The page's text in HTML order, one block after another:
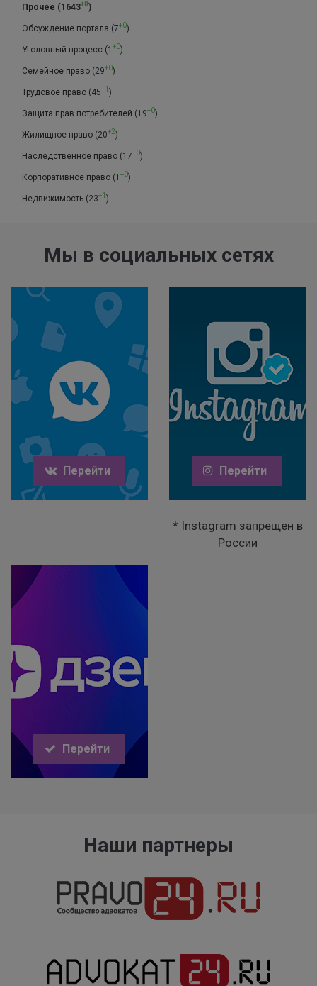
Прочее (1643+0)
Обсуждение портала (7+0)
Уголовный процесс (1 +0)
Семейное право (29+0)
Трудовое право (45+1 )
Защита прав потребителей (19+0)
Жилищное право (20+2)
Наследственное право (17+0)
Корпоративное право (1 +0)
Недвижимость (23+1 )
Мы в социальных сетях
Перейти Перейти
* Instagram запрещен в
России
Перейти
Наши партнеры